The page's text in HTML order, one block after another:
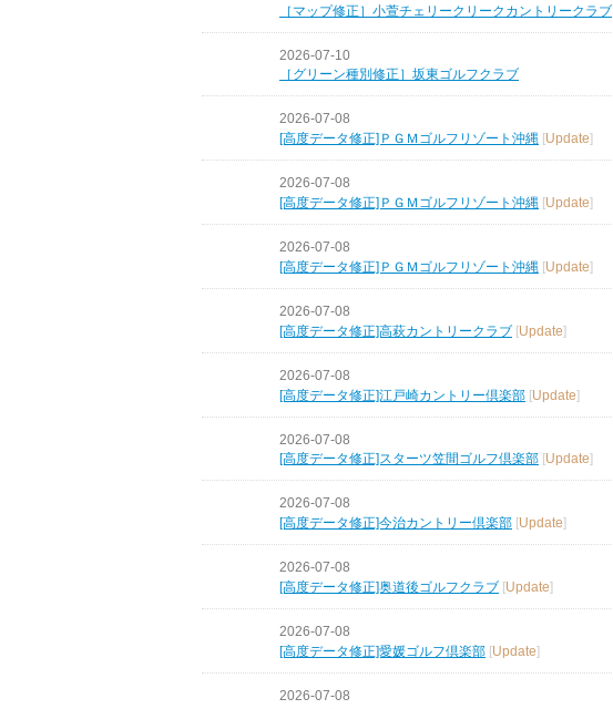
［マップ修正］小萱チェリークリークカントリークラブ
2026-07-10
［グリーン種別修正］坂東ゴルフクラブ
2026-07-08
[高度データ修正]ＰＧＭゴルフリゾート沖縄 [Update]
2026-07-08
[高度データ修正]ＰＧＭゴルフリゾート沖縄 [Update]
2026-07-08
[高度データ修正]ＰＧＭゴルフリゾート沖縄 [Update]
2026-07-08
[高度データ修正]高萩カントリークラブ [Update]
2026-07-08
[高度データ修正]江戸崎カントリー倶楽部 [Update]
2026-07-08
[高度データ修正]スターツ笠間ゴルフ倶楽部 [Update]
2026-07-08
[高度データ修正]今治カントリー倶楽部 [Update]
2026-07-08
[高度データ修正]奥道後ゴルフクラブ [Update]
2026-07-08
[高度データ修正]愛媛ゴルフ倶楽部 [Update]
2026-07-08